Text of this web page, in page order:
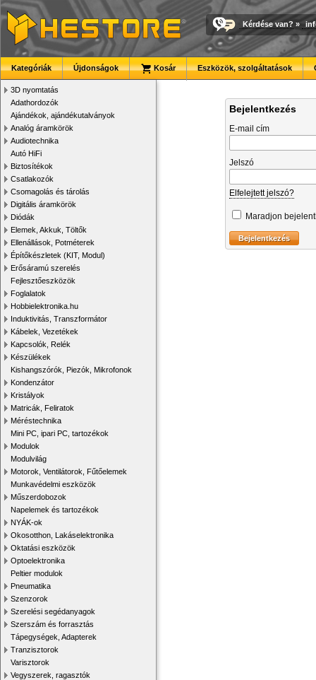
Kérdése van? »
Kategóriák Újdonságok Kosár Eszközök, szolgáltatások
3D nyomtatás
Adathordozók
Ajándékok, ajándékutalványok
Analóg áramkörök
Audiotechnika
Autó HiFi
Biztosítékok
Csatlakozók
Csomagolás és tárolás
Digitális áramkörök
Diódák
Elemek, Akkuk, Töltők
Ellenállások, Potméterek
Építőkészletek (KIT, Modul)
Erősáramú szerelés
Fejlesztőeszközök
Foglalatok
Hobbielektronika.hu
Induktivitás, Transzformátor
Kábelek, Vezetékek
Kapcsolók, Relék
Készülékek
Kishangszórók, Piezók, Mikrofonok
Kondenzátor
Kristályok
Matricák, Feliratok
Méréstechnika
Mini PC, ipari PC, tartozékok
Modulok
Modulvilág
Motorok, Ventilátorok, Fűtőelemek
Munkavédelmi eszközök
Műszerdobozok
Napelemek és tartozékok
NYÁK-ok
Okosotthon, Lakáselektronika
Oktatási eszközök
Optoelektronika
Peltier modulok
Pneumatika
Szenzorok
Szerelési segédanyagok
Szerszám és forrasztás
Tápegységek, Adapterek
Tranzisztorok
Varisztorok
Vegyszerek, ragasztók
Bejelentkezés
E-mail cím
Jelszó
Elfelejtett jelszó?
Maradjon